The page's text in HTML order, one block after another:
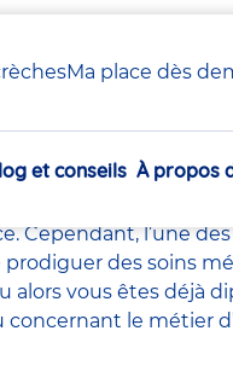
Ma place dès
et conseils À propos
de la crèche, le
Cependant, l’une
prodiguer des soins
alors vous êtes déjà
concernant le métier